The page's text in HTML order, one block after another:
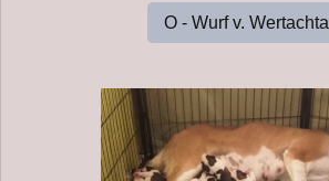
O - Wurf v. Wertachtal